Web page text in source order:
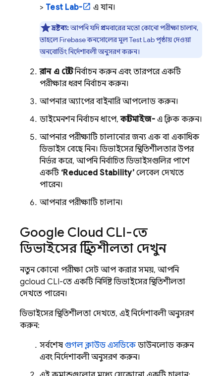
> Test Lab- এ যান।
দ্রষ্টব্য:আপনি যদি প্রথমবারের মতো কোনো পরীক্ষা চালান,
তাহলেFirebaseকনসোলের মূলTest Labপৃষ্ঠায় দেওয়া
অনবোর্ডিং নির্দেশাবলী অনুসরণ করুন।
রান এ টেস্টনির্বাচন করুন এবং তারপরে একটি
পরীক্ষার ধরণ নির্বাচন করুন।
আপনার অ্যাপের বাইনারি আপলোড করুন।
ডাইমেনশন নির্বাচন ধাপে,কাস্টমাইজ-এ ক্লিক করুন।
আপনার পরীক্ষাটি চালানোর জন্য এক বা একাধিক
ডিভাইস বেছে নিন। ডিভাইসের স্থিতিশীলতার উপর
নির্ভর করে, আপনি নির্বাচিত ডিভাইসগুলির পাশে
একটি‘Reduced Stability’লেবেল দেখতে
পারেন।
আপনার পরীক্ষাটি চালান।
Google Cloud CLI-তে
ডিভাইসের স্থিতিশীলতা দেখুন
নতুন কোনো পরীক্ষা সেট আপ করার সময়, আপনি
gcloud CLI-তে একটি নির্দিষ্ট ডিভাইসের স্থিতিশীলতা
দেখতে পারেন।
ডিভাইসের স্থিতিশীলতা দেখতে, এই নির্দেশাবলী অনুসরণ
করুন:
সর্বশেষ গুগল ক্লাউড এসডিকেডাউনলোড করুন
এবং নির্দেশাবলী অনুসরণ করুন।